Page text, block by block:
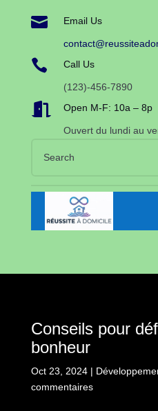
 Email Us
 Call Us
(123)-456-7890
 Open M-F: 10a – 8p
Ouvert du lundi au
Conseils pour
bonheur
Oct 23, 2024|
commentaires